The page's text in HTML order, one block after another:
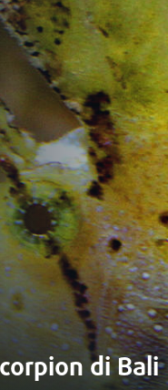
di Bali